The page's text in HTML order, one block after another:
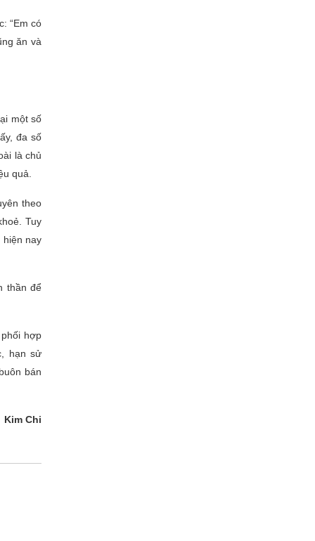
“Em có
ăn và
một số
đa số
là chủ
quả.
theo
Tuy
hiện nay
thần để
hợp
hạn sử
bán
Kim Chi